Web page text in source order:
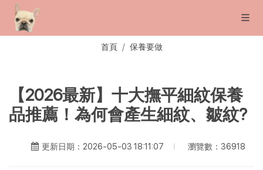
首頁 保養要做
【2026最新】十大撫平細紋保養
品推薦！為何會產生細紋、皺紋?
更新日期：2026-05-03 18:11:07 瀏覽數：36918